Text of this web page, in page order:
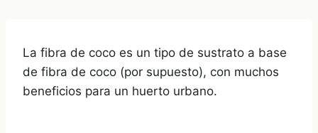
La fibra de coco es un tipo de sustrato a base
de fibra de coco (por supuesto), con muchos
beneficios para un huerto urbano.